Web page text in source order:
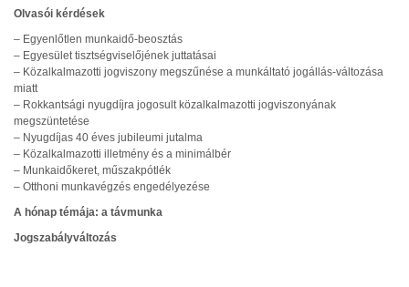
Olvasói kérdések
– Egyenlőtlen munkaidő-beosztás
– Egyesület tisztségviselőjének juttatásai
– Közalkalmazotti jogviszony megszűnése a munkáltató jogállás-változása
miatt
– Rokkantsági nyugdíjra jogosult közalkalmazotti jogviszonyának
megszüntetése
– Nyugdíjas 40 éves jubileumi jutalma
– Közalkalmazotti illetmény és a minimálbér
– Munkaidőkeret, műszakpótlék
– Otthoni munkavégzés engedélyezése
A hónap témája: a távmunka
Jogszabályváltozás